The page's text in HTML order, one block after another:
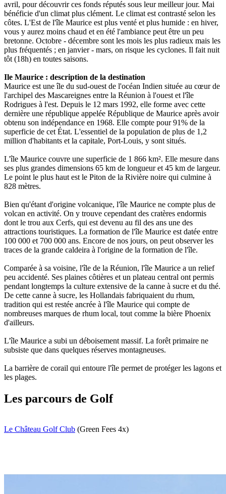
avril, pour découvrir ces fonds réputés sous leur meilleur jour. Mai
bénéficie d'un climat plus clément. Le climat est contrasté selon les
côtes. L'Est de l'île Maurice est plus venté et plus humide : en hiver,
vous y aurez moins chaud et en été l'ambiance peut être un peu
bretonne. Octobre - décembre sont les mois les plus radieux mais les
plus fréquentés ; en janvier - mars, on risque les cyclones. Il fait nuit
tôt (18h) en toutes saisons.
Ile Maurice : description de la destination
Maurice est une île du sud-ouest de l'océan Indien située au cœur de
l'archipel des Mascareignes entre la Réunion à l'ouest et l'île
Rodrigues à l'est. Depuis le 12 mars 1992, elle forme avec cette
dernière une république appelée République de Maurice après avoir
obtenu son indépendance en 1968. Elle compte pour 91% de la
superficie de cet État. L'essentiel de la population de plus de 1,2
million d'habitants et la capitale, Port-Louis, y sont situés.
L'île Maurice couvre une superficie de 1 866 km². Elle mesure dans
ses plus grandes dimensions 65 km de longueur et 45 km de largeur.
Le point le plus haut est le Piton de la Rivière noire qui culmine à
828 mètres.
Bien qu'étant d'origine volcanique, l'île Maurice ne compte plus de
volcan en activité. On y trouve cependant des cratères endormis
dont le trou aux Cerfs, qui est devenu au fil des ans une des
attractions touristiques. La formation de l'île Maurice est datée entre
100 000 et 700 000 ans. Encore de nos jours, on peut observer les
traces de la grande caldeira à l'origine de la formation de l'île.
Comparée à sa voisine, l'île de la Réunion, l'île Maurice a un relief
peu accidenté. Ses plaines côtières et un plateau central ont permis
pendant longtemps la culture extensive de la canne à sucre et du thé.
De cette canne à sucre, les Hollandais fabriquaient du rhum,
tradition qui est restée ancrée à l'île Maurice qui compte de
nombreuses marques de rhum local, tout comme la bière Phoenix
d'ailleurs.
L'île Maurice a subi un déboisement massif. La forêt primaire ne
subsiste que dans quelques réserves montagneuses.
La barrière de corail qui entoure l'île permet de protéger les lagons et
les plages.
Les parcours de Golf
Le Château Golf Club (Green Fees 4x)